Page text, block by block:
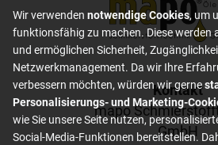
Footer content
Kontakt
mapo
GmbH
Wir verwenden notwendige Cookies, um
funktionsfähig zu machen. Diese werden
und ermöglichen Sicherheit,
Netzwerkmanagement. Da wir Ihre
verbessern möchten, würden wir gerne
Personalisierungs- und Marketing-
wie Sie unsere Seite nutzen,
Social-Media-Funktionen bereitstellen.